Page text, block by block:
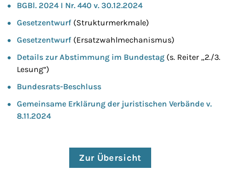
BGBl. 2024 I Nr. 440 v. 30.12.2024
Gesetzentwurf (Strukturmerkmale)
Gesetzentwurf (Ersatzwahlmechanismus)
Details zur Abstimmung im Bundestag (s. Reiter „2./3.
Lesung“)
Bundesrats-Beschluss
Gemeinsame Erklärung der juristischen Verbände v.
8.11.2024
Zur Übersicht